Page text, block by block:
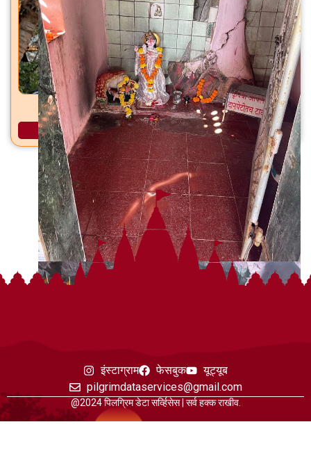
शनिदेव मंदिर वाघोली, ता. वसई, जि. पालघर
अधिक माहिती
इंस्टाग्राम फेसबुक
यूट्यूब
pilgrimdataservices@gmail.com
@2024 पिलग्रिम डेटा सर्व्हिसेस | सर्व हक्क राखीव.